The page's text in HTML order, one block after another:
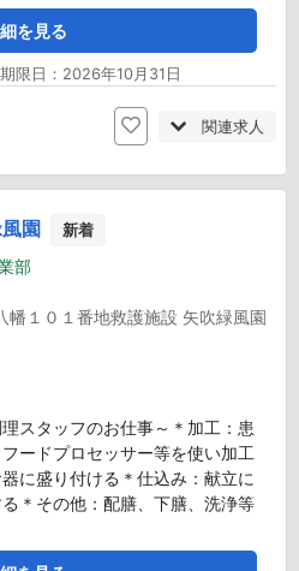
を見る
限日：2026年10月31日
関連求人
園 新着
部
幡１０１番地救護施設 矢吹緑風園
スタッフのお仕事～＊加工：患
ードプロセッサー等を使い加工
に盛り付ける＊仕込み：献立に
＊その他：配膳、下膳、洗浄等